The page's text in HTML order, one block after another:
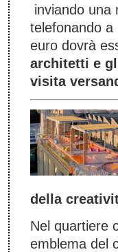
inviando una
telefonando a
euro dovrà
architetti e
visita
della
Nel quartiere
emblema del